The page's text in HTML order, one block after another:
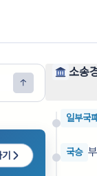
기
소송
일부국
국승